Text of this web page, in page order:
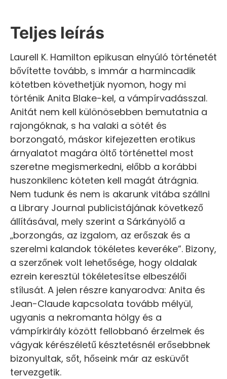
Teljes leírás
Laurell K. Hamilton epikusan elnyúló történetét
bővítette tovább, s immár a harmincadik
kötetben követhetjük nyomon, hogy mi
történik Anita Blake-kel, a vámpírvadásszal.
Anitát nem kell különösebben bemutatnia a
rajongóknak, s ha valaki a sötét és
borzongató, máskor kifejezetten erotikus
árnyalatot magára öltő történettel most
szeretne megismerkedni, előbb a korábbi
huszonkilenc köteten kell magát átrágnia.
Nem tudunk és nem is akarunk vitába szállni
a Library Journal publicistájának következő
állításával, mely szerint a Sárkányölő a
„borzongás, az izgalom, az erőszak és a
szerelmi kalandok tökéletes keveréke”. Bizony,
a szerzőnek volt lehetősége, hogy oldalak
ezrein keresztül tökéletesítse elbeszélői
stílusát. A jelen részre kanyarodva: Anita és
Jean-Claude kapcsolata tovább mélyül,
ugyanis a nekromanta hölgy és a
vámpírkirály között fellobbanó érzelmek és
vágyak kérészéletű késztetésnél erősebbnek
bizonyultak, sőt, hőseink már az esküvőt
tervezgetik.